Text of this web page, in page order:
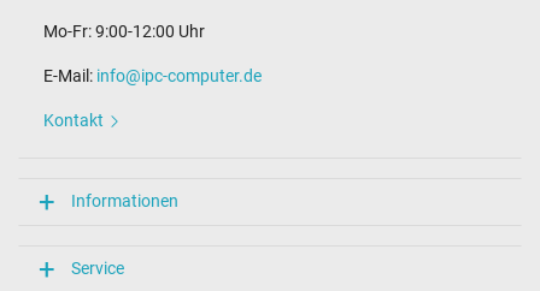
Mo-Fr: 9:00-12:00 Uhr
E-Mail: info@ipc-computer.de
Kontakt
Informationen
Service